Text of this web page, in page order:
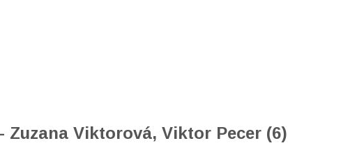
Zuzana Viktorová, Viktor Pecer (6)